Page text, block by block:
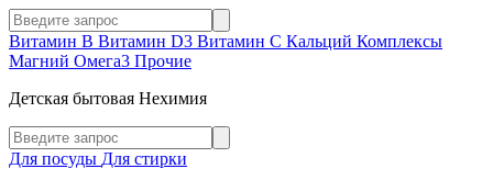
Витамин В Витамин D3 Витамин С Кальций Комплексы
Магний Омега3 Прочие
Детская бытовая Нехимия
Для посуды Для стирки